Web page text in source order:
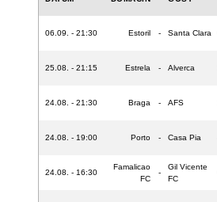
06.09. - 21:30 Estoril - Santa Clara
25.08. - 21:15 Estrela - Alverca
24.08. - 21:30 Braga - AFS
24.08. - 19:00 Porto - Casa Pia
24.08. - 16:30
Famalicao
FC
-
Gil Vicente
FC